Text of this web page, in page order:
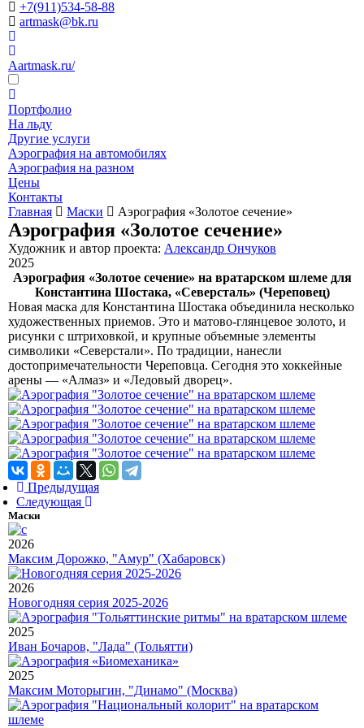
+7(911)534-58-88
artmask@bk.ru
Aartmask.ru/
Портфолио
На льду
Другие услуги
Аэрография на автомобилях
Аэрография на разном
Цены
Контакты
Главная
Маски Аэрография «Золотое сечение»
Аэрография «Золотое сечение»
Художник и автор проекта: Александр Ончуков
2025
Аэрография «Золотое сечение» на вратарском шлеме для
Константина Шостака, «Северсталь» (Череповец)
Новая маска для Константина Шостака объединила несколько
художественных приемов. Это и матово-глянцевое золото, и
рисунки с штриховкой, и крупные объемные элементы
символики «Северстали». По традиции, нанесли
достопримечательности Череповца. Сегодня это хоккейные
арены — «Алмаз» и «Ледовый дворец».
Предыдущая
Следующая
Маски
2026
Максим Дорожко, "Амур" (Хабаровск)
2026
Новогодняя серия 2025-2026
2025
Иван Бочаров, "Лада" (Тольятти)
2025
Максим Моторыгин, "Динамо" (Москва)